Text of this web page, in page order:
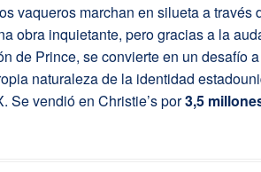
vaqueros marchan en silueta a través
obra inquietante, pero gracias a la
de Prince, se convierte en un desafío
naturaleza de la identidad
Se vendió en Christie’s por3,5